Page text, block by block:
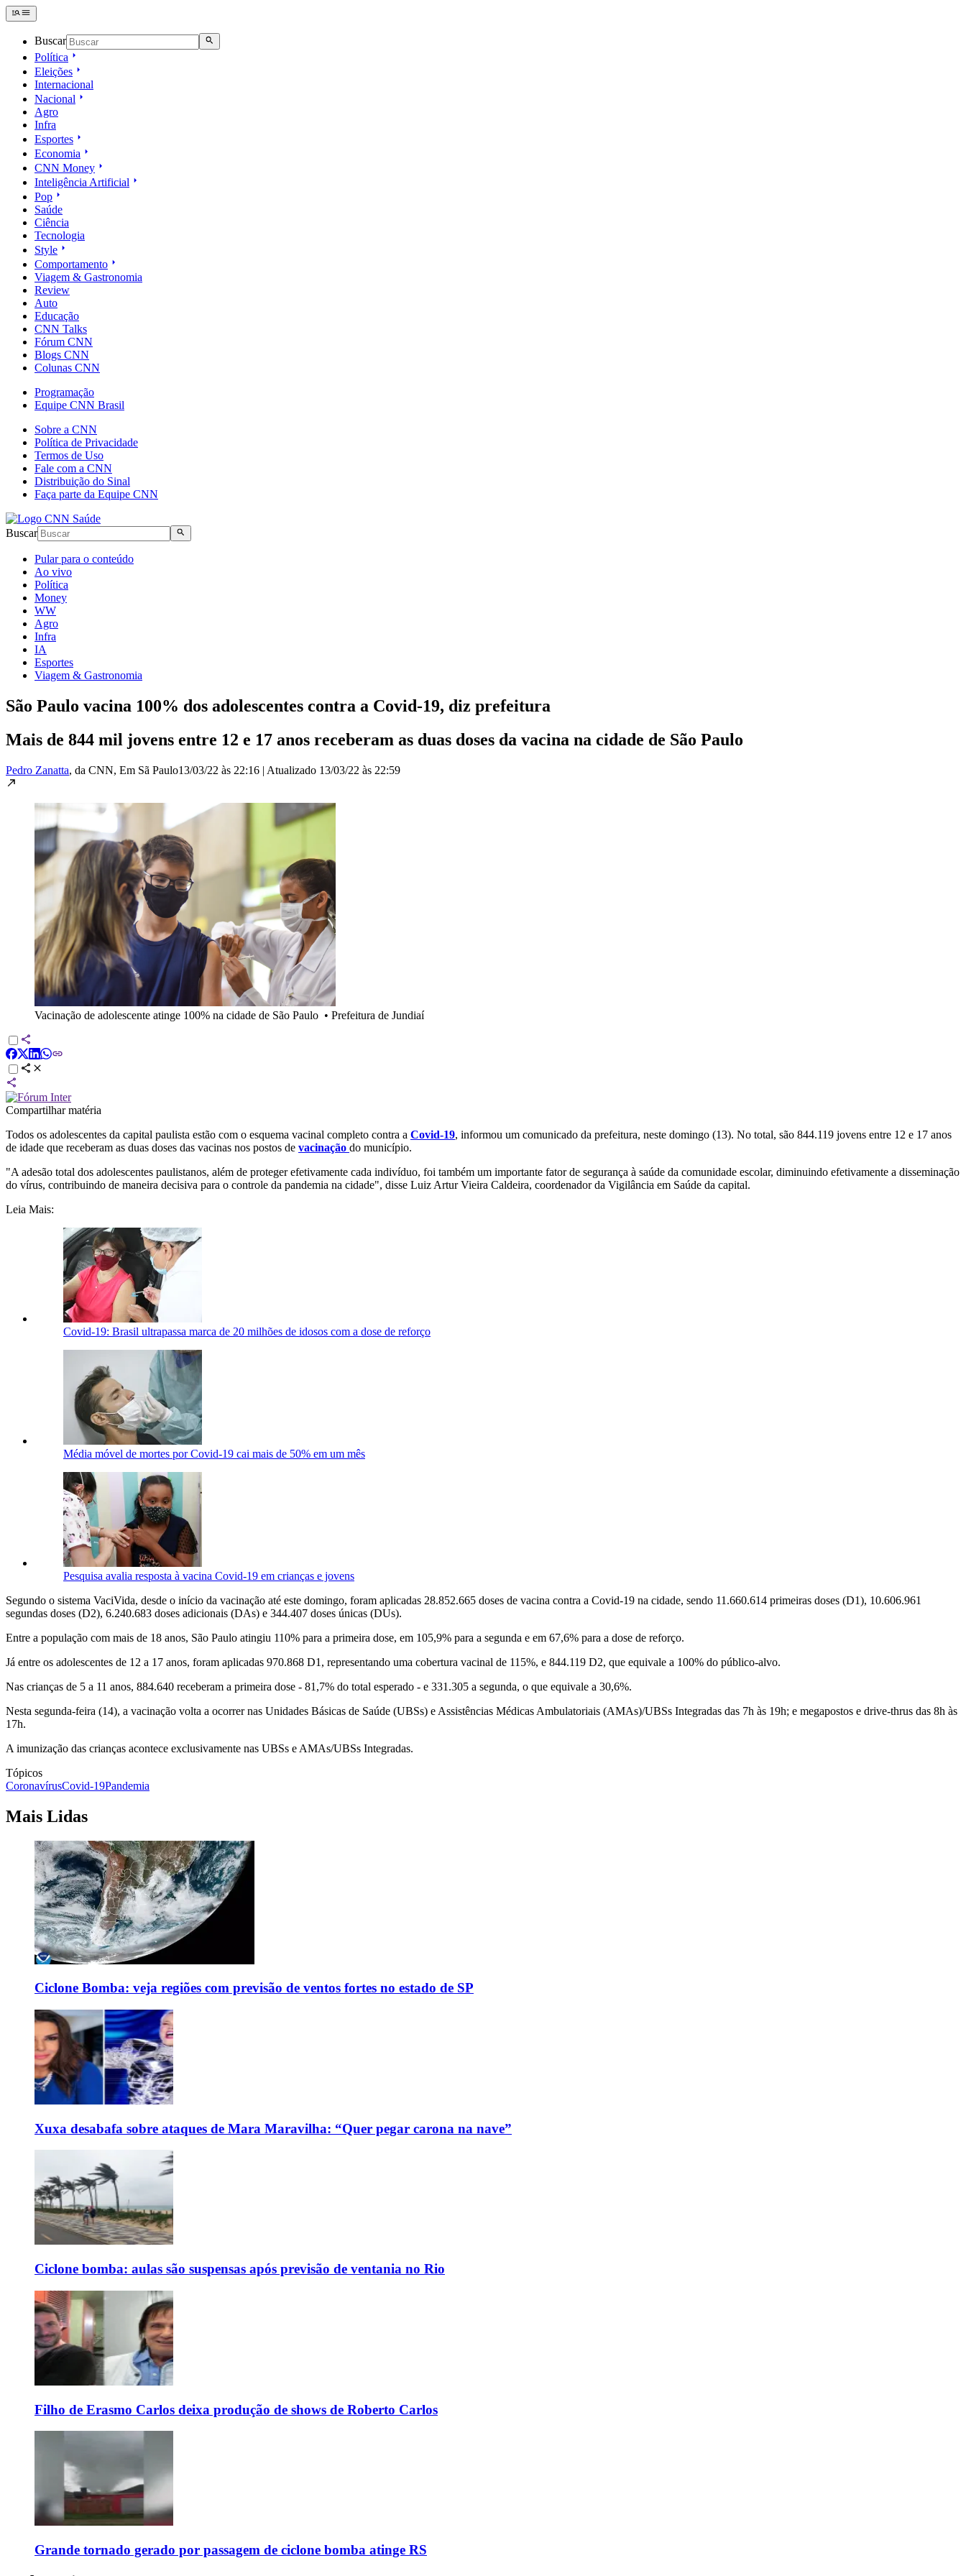
Buscar
Política
Eleições
Internacional
Nacional
Agro
Infra
Esportes
Economia
CNN Money
Inteligência Artificial
Pop
Saúde
Ciência
Tecnologia
Style
Comportamento
Viagem & Gastronomia
Review
Auto
Educação
CNN Talks
Fórum CNN
Blogs CNN
Colunas CNN
Programação
Equipe CNN Brasil
Sobre a CNN
Política de Privacidade
Termos de Uso
Fale com a CNN
Distribuição do Sinal
Faça parte da Equipe CNN
Buscar
Pular para o conteúdo
Ao vivo
Política
Money
WW
Agro
Infra
IA
Esportes
Viagem & Gastronomia
São Paulo vacina 100% dos adolescentes contra a Covid-19, diz prefeitura
Mais de 844 mil jovens entre 12 e 17 anos receberam as duas doses da vacina na cidade de São Paulo
Pedro Zanatta, da CNN, Em Sã Paulo13/03/22 às 22:16 | Atualizado 13/03/22 às 22:59
Vacinação de adolescente atinge 100% na cidade de São Paulo • Prefeitura de Jundiaí
Compartilhar matéria
Todos os adolescentes da capital paulista estão com o esquema vacinal completo contra a Covid-19, informou um comunicado da prefeitura, neste domingo (13). No total, são 844.119 jovens entre 12 e 17 anos
de idade que receberam as duas doses das vacinas nos postos de vacinação do município.
"A adesão total dos adolescentes paulistanos, além de proteger efetivamente cada indivíduo, foi também um importante fator de segurança à saúde da comunidade escolar, diminuindo efetivamente a disseminação
do vírus, contribuindo de maneira decisiva para o controle da pandemia na cidade", disse Luiz Artur Vieira Caldeira, coordenador da Vigilância em Saúde da capital.
Leia Mais:
Covid-19: Brasil ultrapassa marca de 20 milhões de idosos com a dose de reforço
Média móvel de mortes por Covid-19 cai mais de 50% em um mês
Pesquisa avalia resposta à vacina Covid-19 em crianças e jovens
Segundo o sistema VaciVida, desde o início da vacinação até este domingo, foram aplicadas 28.852.665 doses de vacina contra a Covid-19 na cidade, sendo 11.660.614 primeiras doses (D1), 10.606.961
segundas doses (D2), 6.240.683 doses adicionais (DAs) e 344.407 doses únicas (DUs).
Entre a população com mais de 18 anos, São Paulo atingiu 110% para a primeira dose, em 105,9% para a segunda e em 67,6% para a dose de reforço.
Já entre os adolescentes de 12 a 17 anos, foram aplicadas 970.868 D1, representando uma cobertura vacinal de 115%, e 844.119 D2, que equivale a 100% do público-alvo.
Nas crianças de 5 a 11 anos, 884.640 receberam a primeira dose - 81,7% do total esperado - e 331.305 a segunda, o que equivale a 30,6%.
Nesta segunda-feira (14), a vacinação volta a ocorrer nas Unidades Básicas de Saúde (UBSs) e Assistências Médicas Ambulatoriais (AMAs)/UBSs Integradas das 7h às 19h; e megapostos e drive-thrus das 8h às
17h.
A imunização das crianças acontece exclusivamente nas UBSs e AMAs/UBSs Integradas.
Tópicos
CoronavírusCovid-19Pandemia
Mais Lidas
Ciclone Bomba: veja regiões com previsão de ventos fortes no estado de SP
Xuxa desabafa sobre ataques de Mara Maravilha: “Quer pegar carona na nave”
Ciclone bomba: aulas são suspensas após previsão de ventania no Rio
Filho de Erasmo Carlos deixa produção de shows de Roberto Carlos
Grande tornado gerado por passagem de ciclone bomba atinge RS